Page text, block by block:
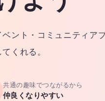
ント・コミュニティアプ
くれる。
共通の趣味でつながるから
仲良くなりやすい